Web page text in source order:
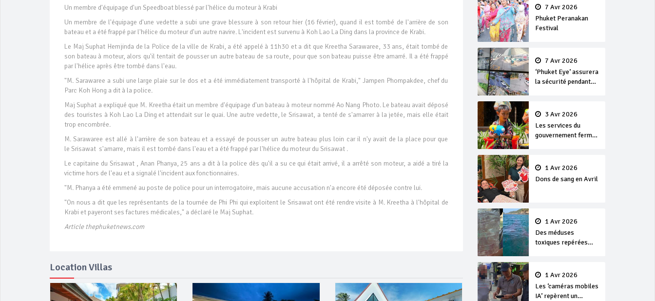
Un membre d'équipage d'un Speedboat blessé par l'hélice du moteur à Krabi
Un membre de l'équipage d'une vedette a subi une grave blessure à son retour hier (16 février), quand il est tombé de l'arrière de son
bateau et a été frappé par l'hélice du moteur d'un autre navire. L'incident est survenu à Koh Lao La Ding dans la province de Krabi.
Le Maj Suphat Hemjinda de la Police de la ville de Krabi, a été appelé à 11h30 et a dit que Kreetha Sarawaree, 33 ans, était tombé de
son bateau à moteur, alors qu'il tentait de pousser un autre bateau de sa route, pour que son bateau puisse être amarré. Il a été frappé
par l'hélice après être tombé dans l'eau.
"M. Sarawaree a subi une large plaie sur le dos et a été immédiatement transporté à l'hôpital de Krabi," Jampen Phompakdee, chef du
Parc Koh Hong a dit à la police.
Maj Suphat a expliqué que M. Kreetha était un membre d'équipage d'un bateau à moteur nommé Ao Nang Photo. Le bateau avait déposé
des touristes à Koh Lao La Ding et attendait sur ​​le quai. Une autre vedette, le Srisawat, a tenté de s'amarrer à la jetée, mais elle était
trop encombrée.
M. Sarawaree est allé à l'arrière de son bateau et a essayé de pousser un autre bateau plus loin car il n'y avait de la place pour que
le Srisawat s'amarre, mais il est tombé dans l'eau et a été frappé par l'hélice du moteur du Srisawat .
Le capitaine du Srisawat , Anan Phanya, 25 ans a dit à la police dès qu'il a su ce qui était arrivé, il a arrêté son moteur, a aidé a tiré la
victime hors de l'eau et a signalé l'incident aux fonctionnaires.
"M. Phanya a été emmené au poste de police pour un interrogatoire, mais aucune accusation n'a encore été déposée contre lui.
"On nous a dit que les représentants de la tournée de Phi Phi qui exploitent le Srisawat ont été rendre visite à M. Kreetha à l'hôpital de
Krabi et payeront ses factures médicales," a déclaré le Maj Suphat.
Article thephuketnews.com
7 Avr 2026
Phuket Peranakan
Festival
7 Avr 2026
‘Phuket Eye’ assurera
la sécurité pendant
3 Avr 2026
Les services du
gouvernement fermés
Songkran
1 Avr 2026
Dons de sang en Avril
1 Avr 2026
Des méduses
toxiques repérées
1 Avr 2026
Les ‘caméras mobiles
IA’ repèrent un
Location Villas